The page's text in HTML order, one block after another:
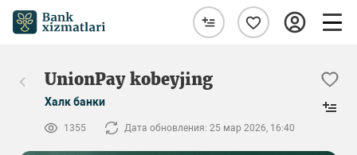
UnionPay kobeyjing
Халк банки
1355 Дата обновления: 25 мар 2026, 16:40